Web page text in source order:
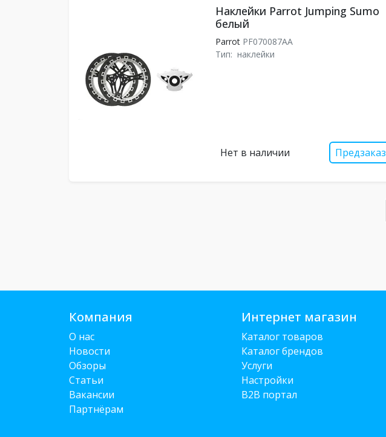
Наклейки Parrot Jumping Sumo
белый
ParrotPF070087AA
Тип: наклейки
Нет в наличии Предзаказ
Компания
О нас
Новости
Обзоры
Статьи
Вакансии
Партнёрам
Интернет магазин
Каталог товаров
Каталог брендов
Услуги
Настройки
B2B портал